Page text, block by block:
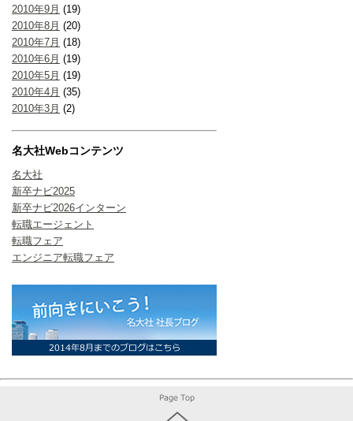
2010年9月 (19)
2010年8月 (20)
2010年7月 (18)
2010年6月 (19)
2010年5月 (19)
2010年4月 (35)
2010年3月 (2)
名大社Webコンテンツ
名大社
新卒ナビ2025
新卒ナビ2026インターン
転職エージェント
転職フェア
エンジニア転職フェア